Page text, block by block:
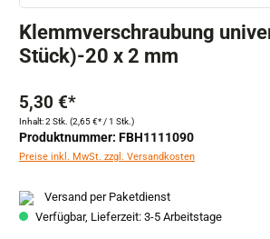
Klemmverschraubung
Stück)-20 x 2 mm
5,30 €*
Inhalt:2 Stk. (2,65 €* / 1 Stk.)
Produktnummer: FBH1111090
Preise inkl. MwSt. zzgl. Versandkosten
Versand per Paketdienst
Verfügbar, Lieferzeit: 3-5 Arbeitstage